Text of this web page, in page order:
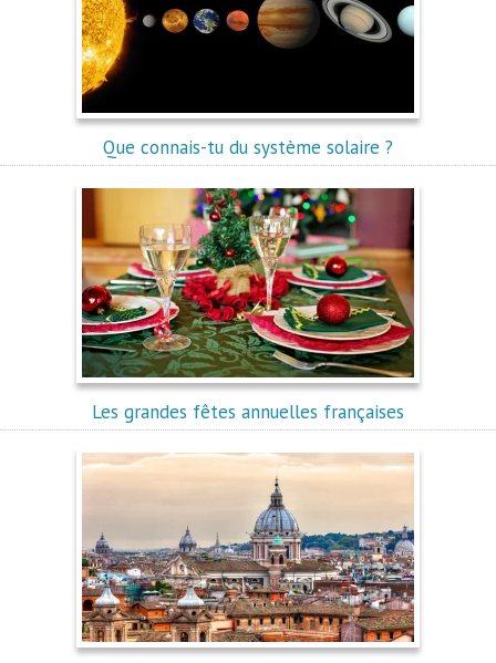
Que connais-tu du système solaire ?
Les grandes fêtes annuelles françaises